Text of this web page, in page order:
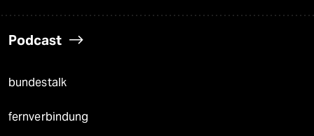
Podcast
bundestalk
fernverbindung